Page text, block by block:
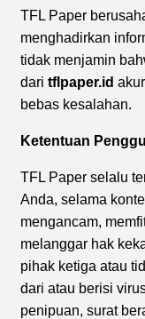
TFL Paper
menghadirkan
tidak menjamin
dari tflpaper.id
bebas kesalahan.
Ketentuan
TFL Paper selalu
Anda, selama
mengancam,
melanggar hak
pihak ketiga atau
dari atau berisi
penipuan, surat